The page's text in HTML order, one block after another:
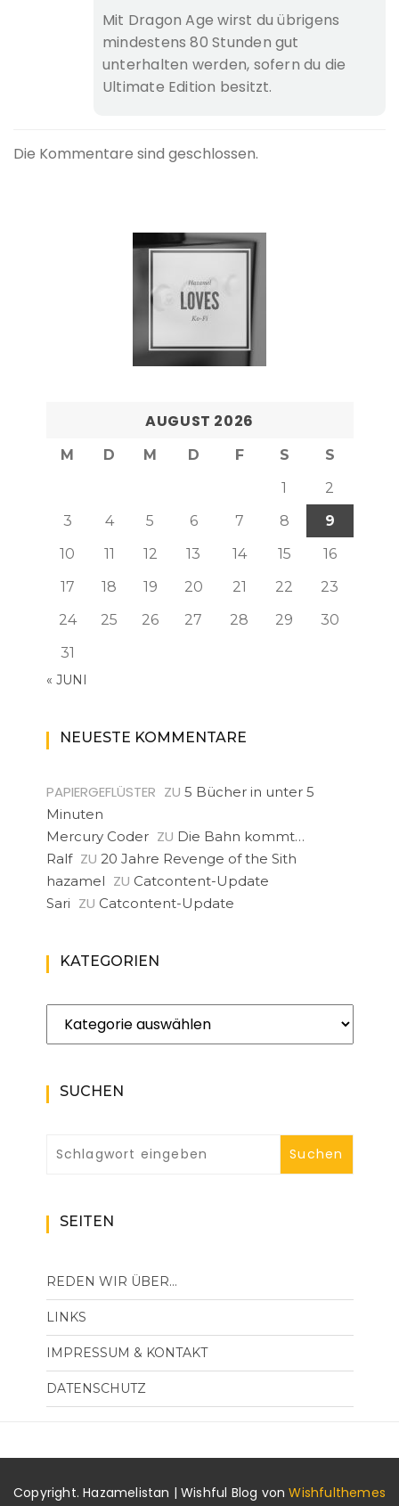
Mit Dragon Age wirst du übrigens
mindestens 80 Stunden gut
unterhalten werden, sofern du die
Ultimate Edition besitzt.
Die Kommentare sind geschlossen.
AUGUST 2026
M D M D F S
S
1
2
3
4 5 6 7 8
9
10
11 12 13 14 15
16
17
18 19 20 21 22
23
24
25 26 27 28 29
30
31
« JUNI
NEUESTE KOMMENTARE
PAPIERGEFLÜSTER ZU 5 Bücher in unter 5
Minuten
Mercury Coder ZU Die Bahn kommt…
Ralf ZU 20 Jahre Revenge of the Sith
hazamel ZU Catcontent-Update
Sari ZU Catcontent-Update
KATEGORIEN
Kategorien
SUCHEN
SEITEN
REDEN WIR ÜBER…
LINKS
IMPRESSUM & KONTAKT
DATENSCHUTZ
Copyright. Hazamelistan | Wishful Blog vonWishfulthemes